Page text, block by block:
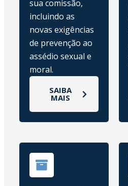
sua comissão,
incluindo as
novas exigências
de prevenção ao
assédio sexual e
moral.
SAIBA
MAIS